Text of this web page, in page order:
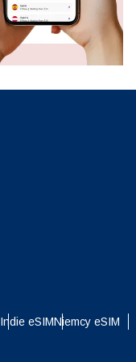
Indie eSIMNiemcy eSIM